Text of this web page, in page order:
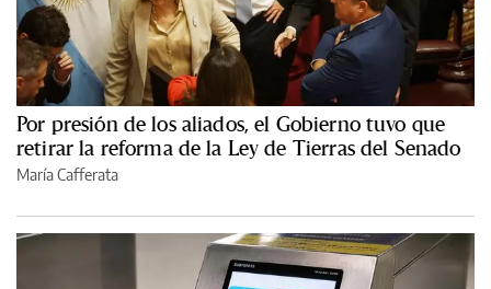
Por presión de los aliados, el Gobierno tuvo que
retirar la reforma de la Ley de Tierras del Senado
María Cafferata